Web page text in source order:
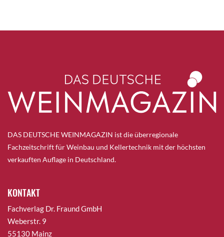
DAS DEUTSCHE WEINMAGAZIN ist die überregionale
Fachzeitschrift für Weinbau und Kellertechnik mit der höchsten
verkauften Auflage in Deutschland.
KONTAKT
Fachverlag Dr. Fraund GmbH
Weberstr. 9
55130 Mainz